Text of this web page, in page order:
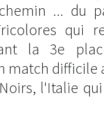
... du
qui
la 3e
match difficile
l'Italie